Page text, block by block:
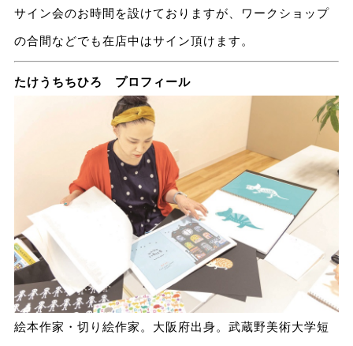
サイン会のお時間を設けておりますが、ワークショップ
の合間などでも在店中はサイン頂けます。
たけうちちひろ プロフィール
絵本作家・切り絵作家。大阪府出身。武蔵野美術大学短